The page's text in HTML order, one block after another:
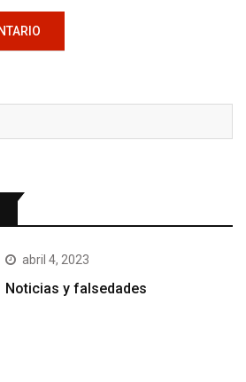
abril 4, 2023
Noticias y falsedades